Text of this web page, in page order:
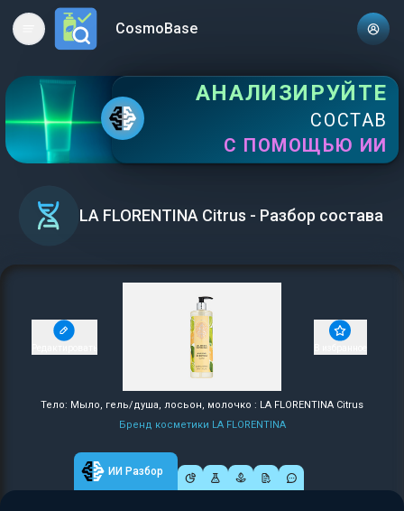
Open main menuCosmoBase
АНАЛИЗИРУЙТЕ
СОСТАВ
С ПОМОЩЬЮ ИИ
LA FLORENTINA Citrus - Разбор состава
Тело: Мыло, гель/душа, лосьон, молочко : LA FLORENTINA Citrus
Бренд косметики LA FLORENTINA
ИИ Разбор